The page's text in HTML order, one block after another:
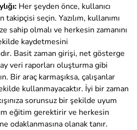
Her şeyden önce, kullanıcı
takipçisi seçin. Yazılım, kullanımı
sahip olmalı ve herkesin zamanını
kaydetmesini
Basit zaman girişi, net gösterge
veri raporları oluşturma gibi
Bir araç karmaşıksa, çalışanlar
kullanmayacaktır. İyi bir zaman
sorunsuz bir şekilde uyum
eğitim gerektirir ve herkesin
odaklanmasına olanak tanır.